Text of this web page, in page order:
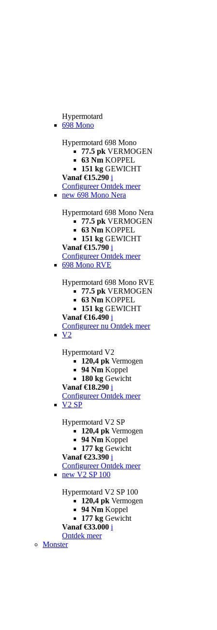
Hypermotard
698 Mono
Hypermotard 698 Mono
77.5 pk VERMOGEN
63 Nm KOPPEL
151 kg GEWICHT
Vanaf €15.290 i
Configureer Ontdek meer
new 698 Mono Nera
Hypermotard 698 Mono Nera
77.5 pk VERMOGEN
63 Nm KOPPEL
151 kg GEWICHT
Vanaf €15.790 i
Configureer Ontdek meer
698 Mono RVE
Hypermotard 698 Mono RVE
77.5 pk VERMOGEN
63 Nm KOPPEL
151 kg GEWICHT
Vanaf €16.490 i
Configureer nu Ontdek meer
V2
Hypermotard V2
120,4 pk Vermogen
94 Nm Koppel
180 kg Gewicht
Vanaf €18.290 i
Configureer Ontdek meer
V2 SP
Hypermotard V2 SP
120,4 pk Vermogen
94 Nm Koppel
177 kg Gewicht
Vanaf €23.390 i
Configureer Ontdek meer
new V2 SP 100
Hypermotard V2 SP 100
120,4 pk Vermogen
94 Nm Koppel
177 kg Gewicht
Vanaf €33.000 i
Ontdek meer
Monster